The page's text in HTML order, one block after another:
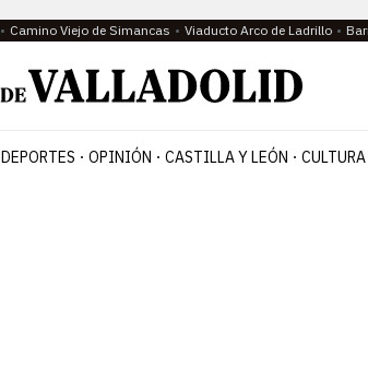
Camino Viejo de Simancas Viaducto Arco de Ladrillo
DEPORTES OPINIÓN CASTILLA Y LEÓN CULTURA